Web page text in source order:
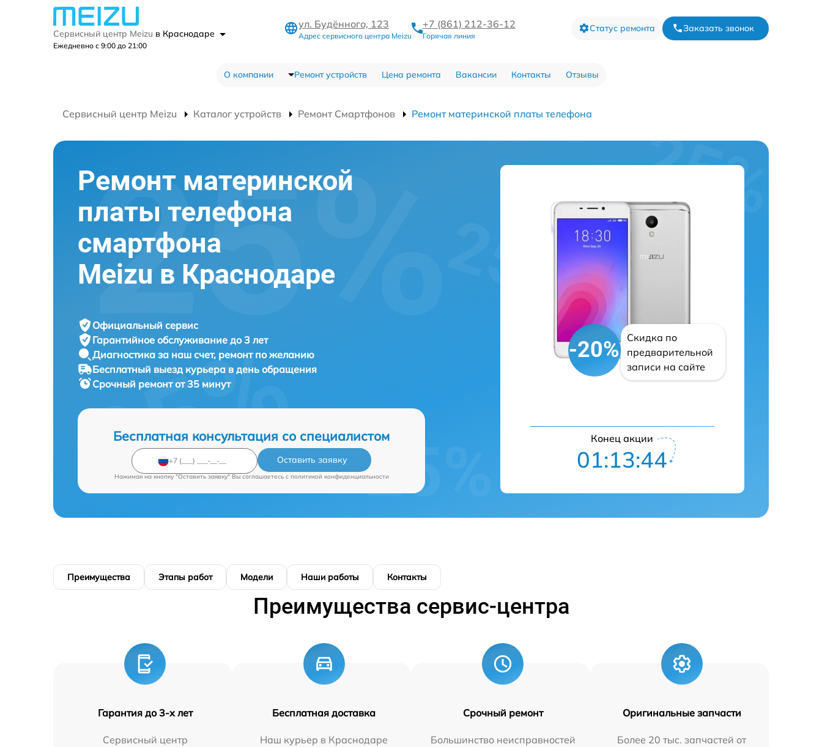
Сервисный центр Meizu в Краснодаре
Ежедневно с 9:00 до 21:00
ул. Будённого, 123
Адрес сервисного центра Meizu
+7 (861) 212-36-12
Горячая линия
Статус ремонта Заказать звонок
О компании Ремонт устройств Цена ремонта Вакансии Контакты Отзывы
Сервисный центр Meizu Каталог устройств Ремонт Смартфонов Ремонт материнской платы телефона
Ремонт материнской
платы телефона
смартфона
Meizu в Краснодаре
Официальный сервис
Гарантийное обслуживание до 3 лет
Диагностика за наш счет, ремонт по желанию
Бесплатный выезд курьера в день обращения
Срочный ремонтот 35 минут
Бесплатная консультация со специалистом
Оставить заявку
Нажимая на кнопку "Оставить заявку" Вы соглашаетесь c политикой конфиденциальности
-20%
Скидка по
предварительной
записи на сайте
Конец акции
01:13:43
Преимущества Этапы работ Модели Наши работы Контакты
Преимущества сервис-центра
Гарантия до 3-х лет
Сервисный центр
Бесплатная доставка
Наш курьер в Краснодаре
Срочный ремонт
Большинство неисправностей
Оригинальные запчасти
Более 20 тыс. запчастей от